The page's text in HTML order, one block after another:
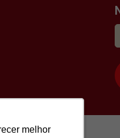
melhor
melhor